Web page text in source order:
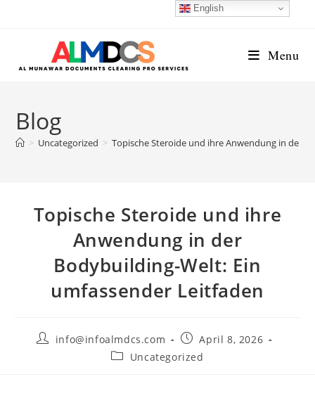
Menu
Blog
> Uncategorized > Topische Steroide und ihre Anwendung in der
Topische Steroide und ihre
Anwendung in der
Bodybuilding-Welt: Ein
umfassender Leitfaden
Postinfo@infoalmdcs.com
Post
published:
April 8, 2026
PostUncategorized
English